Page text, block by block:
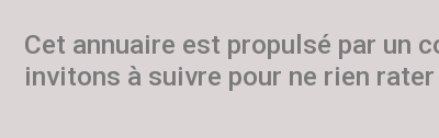
Cet annuaire est propulsé par un
invitons à suivre pour ne rien